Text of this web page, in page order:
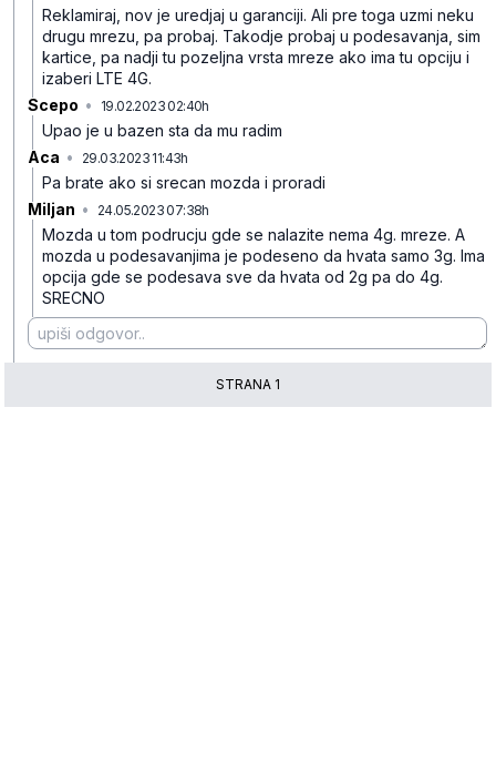
Reklamiraj, nov je uredjaj u garanciji. Ali pre toga uzmi neku
drugu mrezu, pa probaj. Takodje probaj u podesavanja, sim
kartice, pa nadji tu pozeljna vrsta mreze ako ima tu opciju i
izaberi LTE 4G.
Scepo • 19.02.2023 02:40h
Upao je u bazen sta da mu radim
Aca • 29.03.2023 11:43h
Pa brate ako si srecan mozda i proradi
Miljan • 24.05.2023 07:38h
Mozda u tom podrucju gde se nalazite nema 4g. mreze. A
mozda u podesavanjima je podeseno da hvata samo 3g. Ima
opcija gde se podesava sve da hvata od 2g pa do 4g.
SRECNO
STRANA 1